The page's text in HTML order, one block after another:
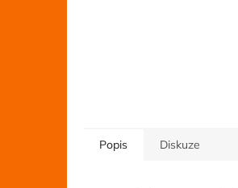
Popis Diskuze